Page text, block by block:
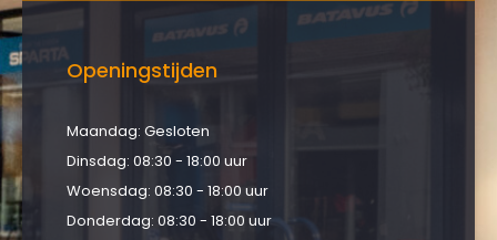
Openingstijden
Maandag: Gesloten
Dinsdag: 08:30 - 18:00 uur
Woensdag: 08:30 - 18:00 uur
Donderdag: 08:30 - 18:00 uur